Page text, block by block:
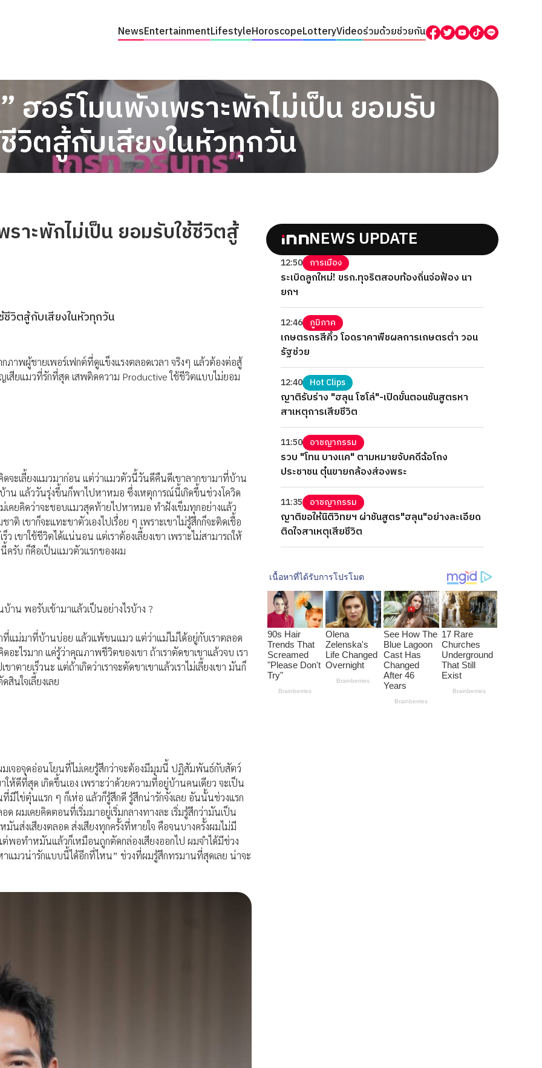
NewsEntertainmentLifestyleHoroscopeLotteryVideoร่วมด้วยช่วยกัน
ฮอร์โมนพังเพราะพักไม่เป็น ยอมรับ
วิตสู้กับเสียงในหัวทุกวัน
าะพักไม่เป็น ยอมรับใช้ชีวิตสู้
ชีวิตสู้กับเสียงในหัวทุกวัน
ภาพผู้ชายเพอร์เฟกต์ที่ดูแข็งแรงตลอดเวลา จริงๆ แล้วต้องต่อสู้
เสียแมวที่รักที่สุด เสพติดความ Productive ใช้ชีวิตแบบไม่ยอม
ดจะเลี้ยงแมวมาก่อน แต่ว่าแมวตัวนี้วันดีคืนดีเขาลากขามาที่บ้าน
บ้าน แล้ววันรุ่งขึ้นก็พาไปหาหมอ ซึ่งเหตุการณ์นี้เกิดขึ้นช่วงโควิด
เคยคิดว่าจะชอบแมวสุดท้ายไปหาหมอ ทำฝังเข็มทุกอย่างแล้ว
เขาก็จะแทะขาตัวเองไปเรื่อย ๆ เพราะเขาไม่รู้สึกก็จะติดเชื้อ
เขาใช้ชีวิตได้แน่นอน แต่เราต้องเลี้ยงเขา เพราะไม่สามารถให้
ครับ ก็คือเป็นแมวตัวแรกของผม
าน พอรับเข้ามาแล้วเป็นอย่างไรบ้าง ?
ที่แม่มาที่บ้านบ่อย แล้วแพ้ขนแมว แต่ว่าแม่ไม่ได้อยู่กับเราตลอด
ะไรมาก แค่รู้ว่าคุณภาพชีวิตของเขา ถ้าเราตัดขาเขาแล้วจบ เรา
ายเร็วนะ แต่ถ้าเกิดว่าเราจะตัดขาเขาแล้วเราไม่เลี้ยงเขา มันก็
สินใจเลี้ยงเลย
ผมเจอจุดอ่อนโยนที่ไม่เคยรู้สึกว่าจะต้องมีมุมนี้ ปฏิสัมพันธ์กับสัตว์
ให้ดีที่สุด เกิดขึ้นเอง เพราะว่าด้วยความที่อยู่บ้านคนเดียว จะเป็น
มีไข่ตุ๋นแรก ๆ ก็เห่อ แล้วก็รู้สึกดี รู้สึกน่ารักจังเลย อันนั้นช่วงแรก
ผมเคยคิดตอนที่เริ่มมาอยู่เริ่มกลางทางละ เริ่มรู้สึกว่ามันเป็น
นส่งเสียงตลอด ส่งเสียงทุกครั้งที่หายใจ คือจนบางครั้งผมไม่มี
พอทำหมันแล้วก็เหมือนถูกตัดกล่องเสียงออกไป ผมจำได้มีช่วง
าแมวน่ารักแบบนี้ได้อีกที่ไหน” ช่วงที่ผมรู้สึกทรมานที่สุดเลย น่าจะ
NEWS UPDATE
12:50 การเมือง
ระเบิดลูกใหม่! ขรก.ทุจริตสอบท้องถิ่นจ่อฟ้อง นา
ยกฯ
12:46 ภูมิภาค
เกษตรกรสีคิ้ว โอดราคาพืชผลการเกษตรต่ำ วอน
รัฐช่วย
12:40 Hot Clips
ญาติรับร่าง "ฮลุน โซโล่"-เปิดขั้นตอนชันสูตรหา
สาเหตุการเสียชีวิต
11:50 อาชญากรรม
รวบ "โทน บางแค" ตามหมายจับคดีฉ้อโกง
ประชาชน ตุ๋นขายกล้องส่องพระ
11:35 อาชญากรรม
ญาติขอให้นิติวิทยฯ ผ่าชันสูตร"ฮลุน"อย่างละเอียด
ติดใจสาเหตุเสียชีวิต